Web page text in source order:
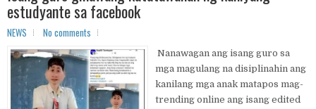
estudyante sa facebook
NEWS No comments
Nanawagan ang isang guro sa
mga magulang na disiplinahin ang
kanilang mga anak matapos mag-
trending online ang isang edited